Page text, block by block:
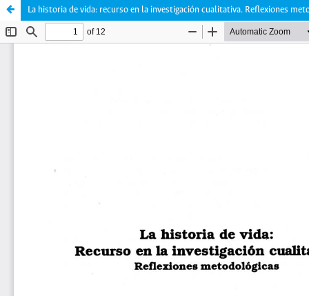
La historia de vida: recurso en la investigación cualitativa. Reflexiones